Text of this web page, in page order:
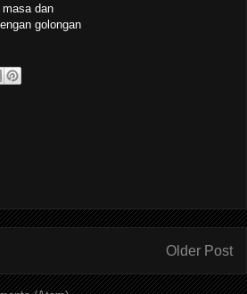
masa dan
golongan
penduduk di
mempunyai
tempoh
'Roslan
Older Post